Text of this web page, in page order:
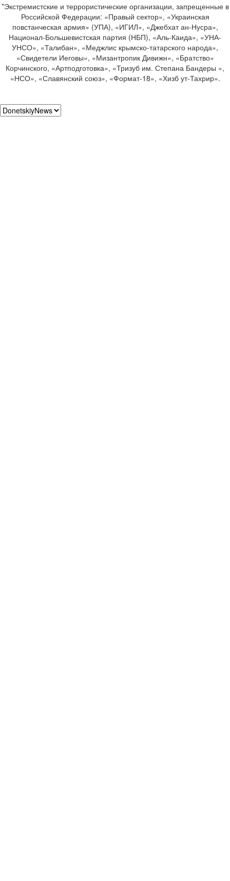
*Экстремистские и террористические организации, запрещенные в
Российской Федерации: «Правый сектор», «Украинская
повстанческая армия» (УПА), «ИГИЛ», «Джебхат ан-Нусра»,
Национал-Большевистская партия (НБП), «Аль-Каида», «УНА-
УНСО», «Талибан», «Меджлис крымско-татарского народа»,
«Свидетели Иеговы», «Мизантропик Дивижн», «Братство»
Корчинского, «Артподготовка», «Тризуб им. Степана Бандеры »,
«НСО», «Славянский союз», «Формат-18», «Хизб ут-Тахрир».